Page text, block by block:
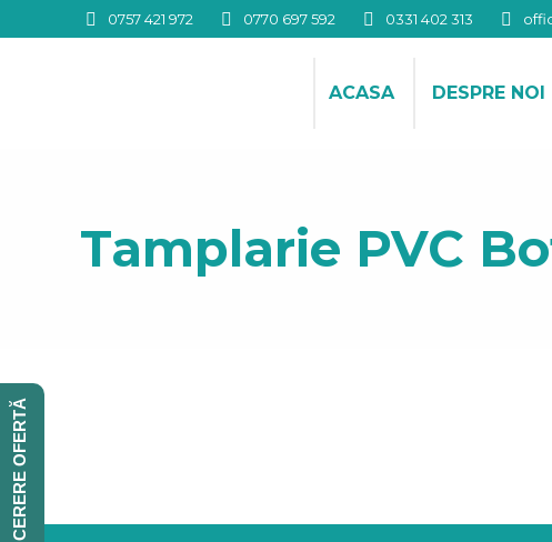
0757 421 972 0770 697 592 0331 402 313
ACASA DESPRE NOI
Tamplarie PVC
CERERE OFERTĂ